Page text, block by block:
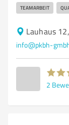
TEAMARBEIT
Lauhaus
info@pkbh-
2